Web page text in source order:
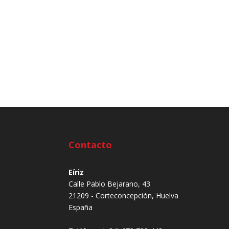
Contacto
Eíriz
Calle Pablo Bejarano, 43
21209 - Corteconcepción, Huelva
España